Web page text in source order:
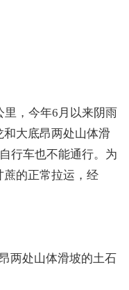
，今年6月以来阴雨
大底昂两处山体滑
行车也不能通行。为
蔗的正常拉运，经
处山体滑坡的土石